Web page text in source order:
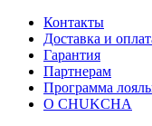
Контакты
Доставка и
Гарантия
Партнерам
Программа
О CHUKCHA